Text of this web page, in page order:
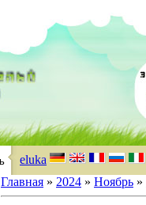
eluka
Главная » 2024 » Ноябрь »